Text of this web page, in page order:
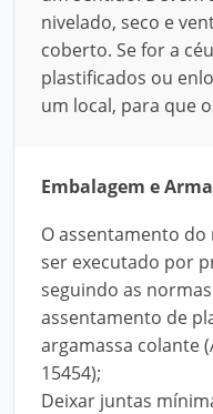
nivelado, seco e
coberto. Se for a
plastificados ou
um local, para que
Embalagem e
O assentamento
ser executado por
seguindo as
assentamento de
argamassa colante
15454);
Deixar juntas